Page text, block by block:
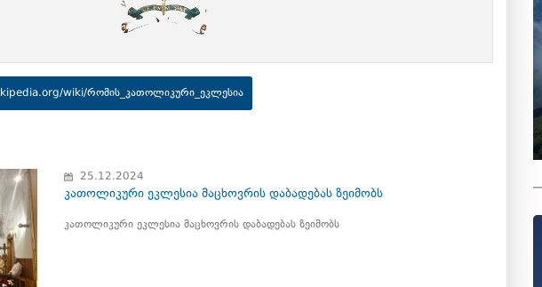
wiki/რომის_კათოლიკური_ეკლესია
25.12.2024
კათოლიკური ეკლესია მაცხოვრის დაბადებას ზეიმობს
კათოლიკური ეკლესია მაცხოვრის დაბადებას ზეიმობს